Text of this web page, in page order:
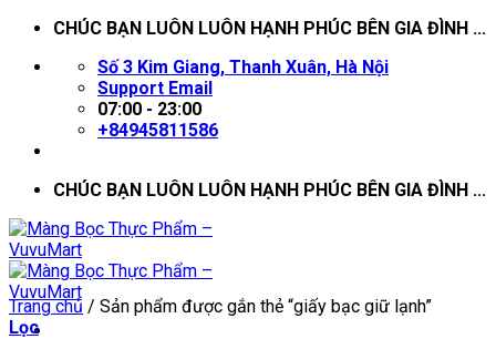
Skip
content
CHÚC BẠN LUÔN LUÔN HẠNH PHÚC BÊN GIA ĐÌNH ...
Số 3 Kim Giang, Thanh Xuân, Hà Nội
Support Email
07:00 - 23:00
+84945811586
CHÚC BẠN LUÔN LUÔN HẠNH PHÚC BÊN GIA ĐÌNH ...
Trang chủ / Sản phẩm được gắn thẻ “giấy bạc giữ lạnh”
Lọc